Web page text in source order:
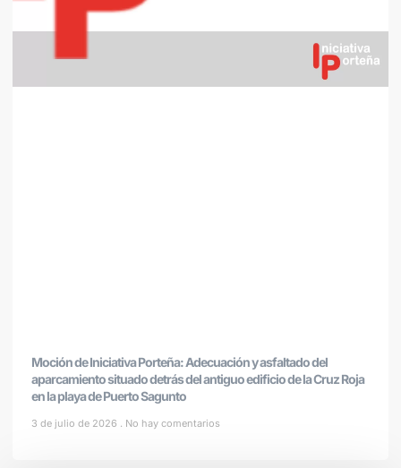
Moción de Iniciativa Porteña: Adecuación y asfaltado del
aparcamiento situado detrás del antiguo edificio de la Cruz Roja
en la playa de Puerto Sagunto
3 de julio de 2026 No hay comentarios